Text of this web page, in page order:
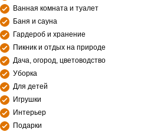
Ванная комната и туалет
Баня и сауна
Гардероб и хранение
Пикник и отдых на природе
Дача, огород, цветоводство
Уборка
Для детей
Игрушки
Интерьер
Подарки